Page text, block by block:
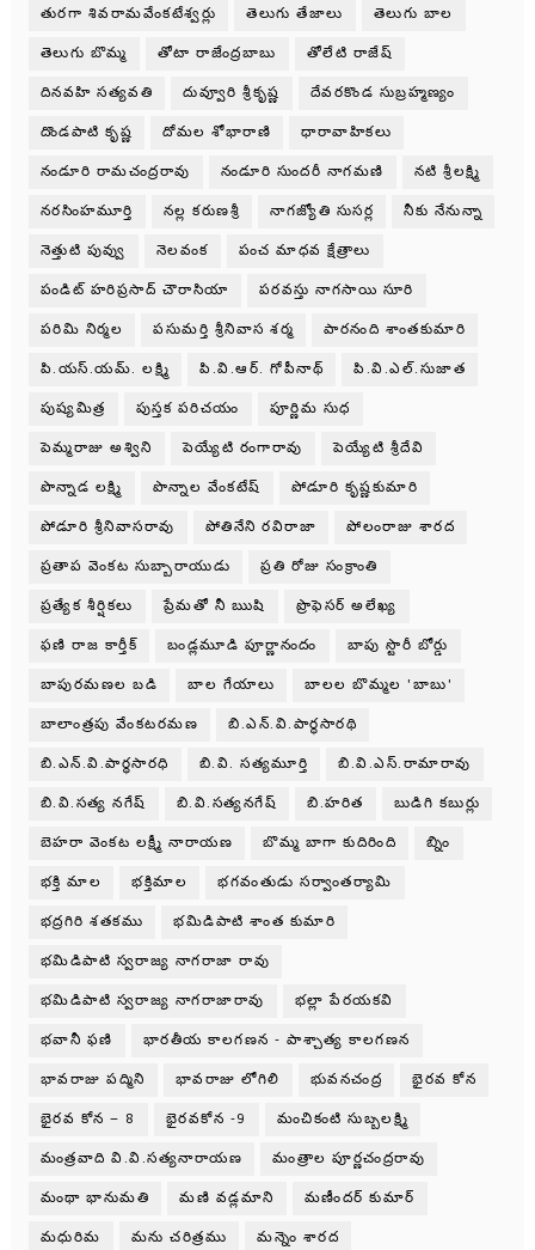
తురగా శివరామవేంకటేశ్వర్లు తెలుగు తేజాలు తెలుగు బాల
తెలుగు బొమ్మ తోటా రాజేంద్రబాబు తోలేటి రాజేష్
దినవహి సత్యవతి దువ్వూరి శ్రీకృష్ణ దేవరకొండ సుబ్రహ్మణ్యం
దొండపాటి కృష్ణ దోమల శోభారాణి ధారావాహికలు
నండూరి రామచంద్రరావు నండూరి సుందరీ నాగమణి నటి శ్రీలక్ష్మి
నరసింహమూర్తి నల్ల కరుణశ్రీ నాగజ్యోతి సుసర్ల నీకు నేనున్నా
నెత్తుటి పువ్వు నెలవంక పంచ మాధవ క్షేత్రాలు
పండిట్ హరిప్రసాద్ చౌరాసియా పరవస్తు నాగసాయి సూరి
పరిమి నిర్మల పసుమర్తి శ్రీనివాస శర్మ పారనంది శాంతకుమారి
పి.యస్.యమ్. లక్ష్మి పి.వి.ఆర్. గోపీనాథ్ పి.వి.ఎల్.సుజాత
పుష్యమిత్ర పుస్తక పరిచయం పూర్ణిమ సుధ
పెమ్మరాజు అశ్విని పెయ్యేటి రంగారావు పెయ్యేటి శ్రీదేవి
పొన్నాడ లక్ష్మి పొన్నాల వేంకటేష్ పోడూరి కృష్ణకుమారి
పోడూరి శ్రీనివాసరావు పోతినేని రవిరాజా పోలంరాజు శారద
ప్రతాప వెంకట సుబ్బారాయుడు ప్రతి రోజు సంక్రాంతి
ప్రత్యేక శీర్షికలు ప్రేమతో నీ ఋషి ప్రొఫెసర్ అలేఖ్య
ఫణి రాజ కార్తీక్ బండ్లమూడి పూర్ణానందం బాపు స్టొరీ బోర్డు
బాపురమణల బడి బాల గేయాలు బాలల బొమ్మల 'బాబు'
బాలాంత్రపు వేంకటరమణ బి.ఎన్.వి.పార్థసారథి
బి.ఎన్.వి.పార్ధసారధి బి.వి. సత్యమూర్తి బి.వి.ఎస్.రామారావు
బి.వి.సత్య నగేష్ బి.వి.సత్యనగేష్ బి.హరిత బుడిగి కబుర్లు
బెహరా వెంకట లక్ష్మీ నారాయణ బొమ్మ బాగా కుదిరింది బ్నిం
భక్తి మాల భక్తిమాల భగవంతుడు సర్వాంతర్యామి
భద్రగిరి శతకము భమిడిపాటి శాంత కుమారి
భమిడిపాటి స్వరాజ్య నాగరాజా రావు
భమిడిపాటి స్వరాజ్య నాగరాజారావు భల్లా పేరయకవి
భవానీ ఫణి భారతీయ కాలగణన - పాశ్చాత్య కాలగణన
భావరాజు పద్మిని భావరాజు లోగిలి భువనచంద్ర భైరవ కోన
భైరవ కోన – 8 భైరవకోన -9 మంచికంటి సుబ్బలక్ష్మి
మంత్రవాది వి.వి.సత్యనారాయణ మంత్రాల పూర్ణచంద్రరావు
మంథా భానుమతి మణి వడ్లమాని మణీందర్ కుమార్
మధురిమ మను చరిత్రము మన్నెం శారద